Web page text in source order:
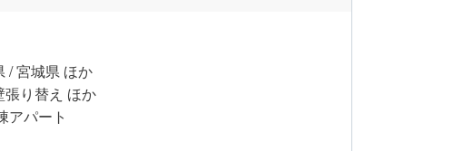
/ 宮城県 ほか
張り替え ほか
アパート